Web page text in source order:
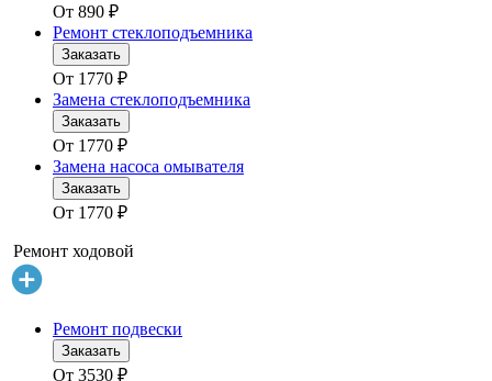
От 890 ₽
Ремонт стеклоподъемника
Заказать
От 1770 ₽
Замена стеклоподъемника
Заказать
От 1770 ₽
Замена насоса омывателя
Заказать
От 1770 ₽
Ремонт ходовой
Ремонт подвески
Заказать
От 3530 ₽